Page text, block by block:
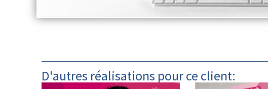
D'autres réalisations pour ce client: